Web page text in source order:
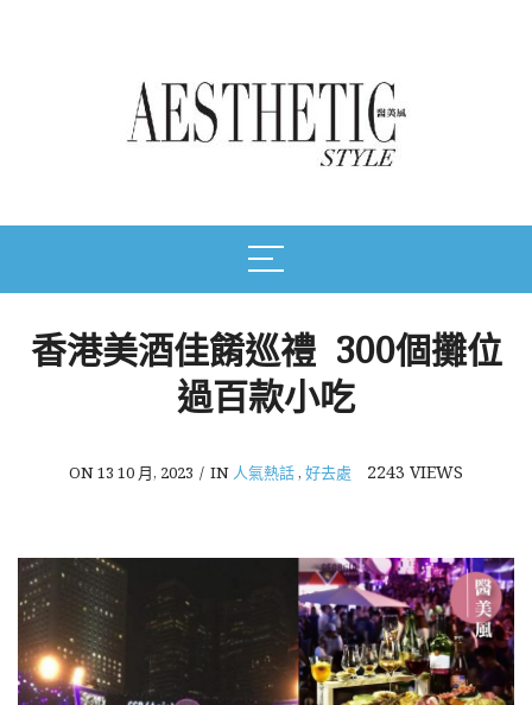
香港美酒佳餚巡禮 300個攤位
過百款小吃
ON 13 10 月, 2023 / IN 人氣熱話, 好去處 2243 VIEWS